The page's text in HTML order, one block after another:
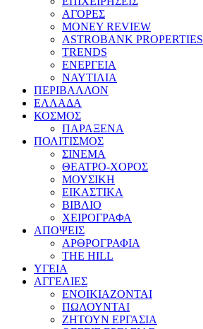
ΑΓΟΡΕΣ
MONEY REVIEW
ASTROBANK PROPERTIES
TRENDS
ΕΝΕΡΓΕΙΑ
ΝΑΥΤΙΛΙΑ
ΠΕΡΙΒΑΛΛΟΝ
ΕΛΛΑΔΑ
ΚΟΣΜΟΣ
ΠΑΡΑΞΕΝΑ
ΠΟΛΙΤΙΣΜΟΣ
ΣΙΝΕΜΑ
ΘΕΑΤΡΟ-ΧΟΡΟΣ
ΜΟΥΣΙΚΗ
ΕΙΚΑΣΤΙΚΑ
ΒΙΒΛΙΟ
ΧΕΙΡΟΓΡΑΦΑ
ΑΠΟΨΕΙΣ
ΑΡΘΡΟΓΡΑΦΙΑ
THE HILL
ΥΓΕΙΑ
ΑΓΓΕΛΙΕΣ
ΕΝΟΙΚΙΑΖΟΝΤΑΙ
ΠΩΛΟΥΝΤΑΙ
ΖΗΤΟΥΝ ΕΡΓΑΣΙΑ